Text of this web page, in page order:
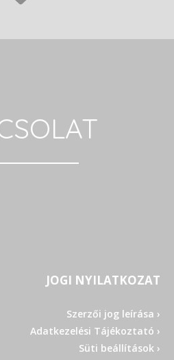
JOGI NYILATKOZAT
Szerzői jog leírása ›
Adatkezelési Tájékoztató ›
Süti beállítások ›